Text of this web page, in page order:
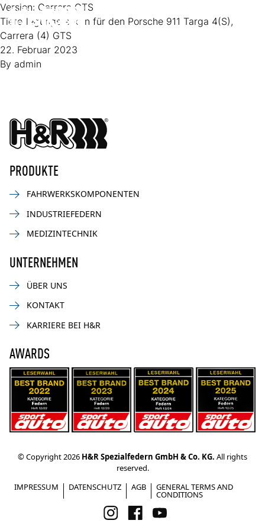
Zum Inhalt springen
Version: Carrera GTS
Tieferlegungsfedern für den Porsche 911 Targa 4(S),
Carrera (4) GTS
22. Februar 2023
By admin
PRODUKTE
FAHRWERKSKOMPONENTEN
INDUSTRIEFEDERN
MEDIZINTECHNIK
UNTERNEHMEN
ÜBER UNS
KONTAKT
KARRIERE BEI H&R
AWARDS
© Copyright 2026 H&R Spezialfedern GmbH & Co. KG. All rights
reserved.
IMPRESSUM
DATENSCHUTZ AGB GENERAL TERMS AND
CONDITIONS